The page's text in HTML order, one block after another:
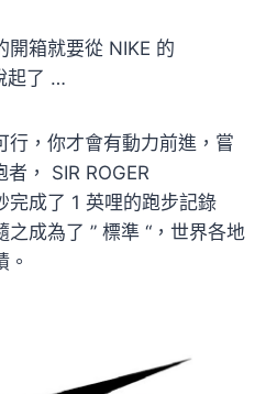
開箱就要從 NIKE 的
起了 …
行，你才會有動力前進，嘗
， SIR ROGER
成了 1 英哩的跑步記錄
成為了 ” 標準 “，世界各地
。